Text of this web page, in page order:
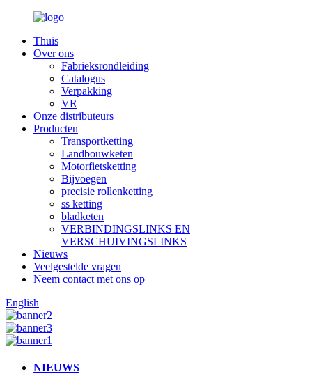
Thuis
Over ons
Fabrieksrondleiding
Catalogus
Verpakking
VR
Onze distributeurs
Producten
Transportketting
Landbouwketen
Motorfietsketting
Bijvoegen
precisie rollenketting
ss ketting
bladketen
VERBINDINGSLINKS EN
VERSCHUIVINGSLINKS
Nieuws
Veelgestelde vragen
Neem contact met ons op
English
NIEUWS